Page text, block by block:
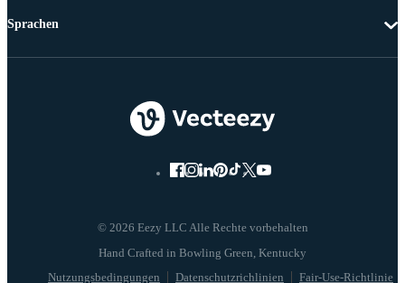
© 2026 Eezy LLC Alle Rechte vorbehalten
Nutzungsbedingungen Datenschutzrichlinien Fair-Use-Richtlinie
Sprachen